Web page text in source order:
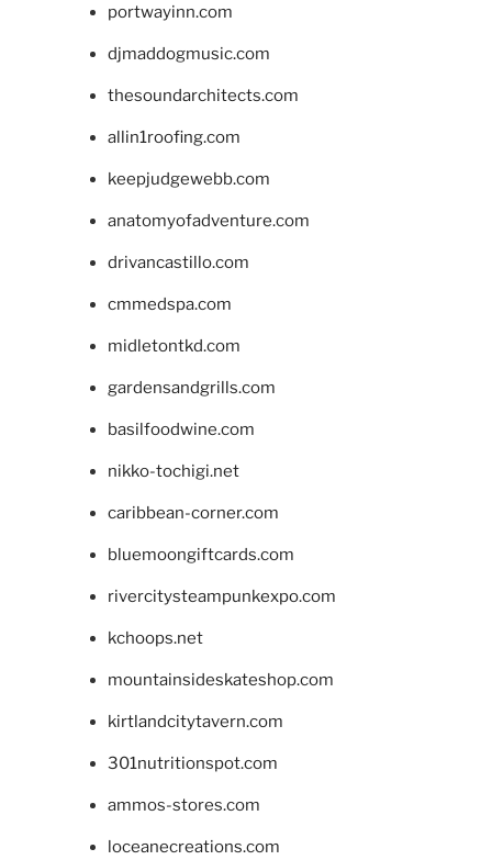
portwayinn.com
djmaddogmusic.com
thesoundarchitects.com
allin1roofing.com
keepjudgewebb.com
anatomyofadventure.com
drivancastillo.com
cmmedspa.com
midletontkd.com
gardensandgrills.com
basilfoodwine.com
nikko-tochigi.net
caribbean-corner.com
bluemoongiftcards.com
rivercitysteampunkexpo.com
kchoops.net
mountainsideskateshop.com
kirtlandcitytavern.com
301nutritionspot.com
ammos-stores.com
loceanecreations.com